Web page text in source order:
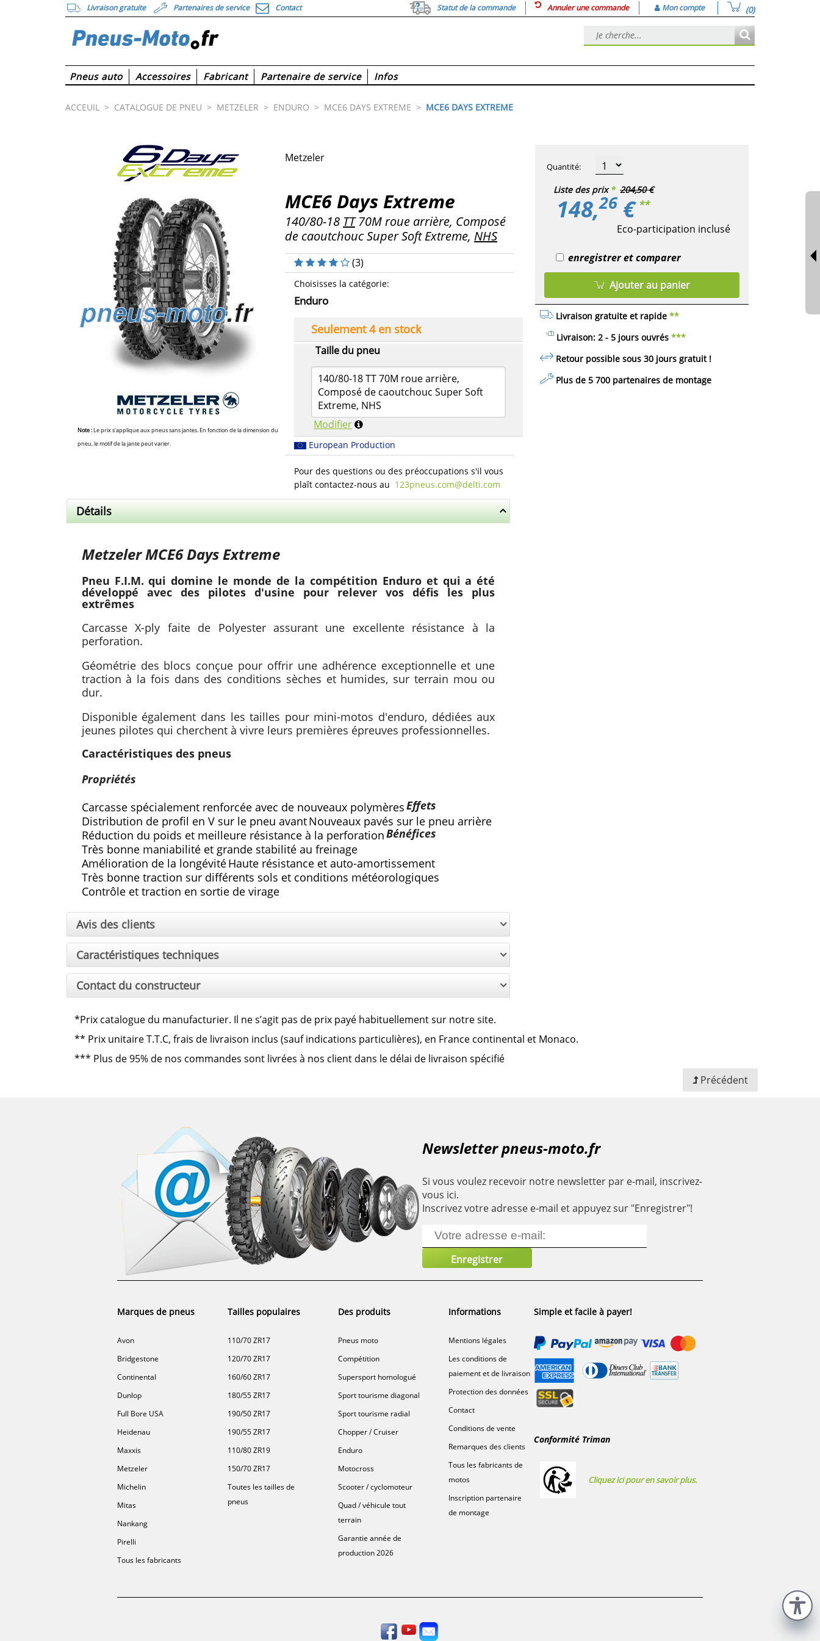
Livraison gratuite Partenaires de service Contact Statut de la commande Annuler une commande Mon compte (0)
Pneus auto Accessoires Fabricant Partenaire de service Infos
ACCEUIL > CATALOGUE DE PNEU > METZELER > ENDURO > MCE6 DAYS EXTREME > MCE6 DAYS EXTREME
Note :Le prix s'applique aux pneus sans jantes. En fonction de la dimension du
pneu, le motif de la jante peut varier.
Metzeler
MCE6 Days Extreme
140/80-18 TT70M roue arrière, Composé
de caoutchouc Super Soft Extreme, NHS
Choisisses la catégorie:
Enduro
Taille du pneu
140/80-18 TT 70M roue arrière,
Composé de caoutchouc Super Soft
Extreme, NHS
Modifier
Seulement 4 en stock
(3)
European Production
Pour des questions ou des préoccupations s'il vous
plaît contactez-nous au 123pneus.com​@delti.com
Liste des prix * 204,50 €
148,26 € **
Eco-participation inclusé
Livraison gratuite et rapide **
Livraison: 2 - 5 jours ouvrés ***
Retour possible sous 30 jours gratuit!
Plus de 5 700 partenaires de montage
Quantité:
enregistrer et comparer
Ajouter au panier
Détails
Metzeler MCE6 Days Extreme
Pneu F.I.M. qui domine le monde de la compétition Enduro et qui a été
développé avec des pilotes d'usine pour relever vos défis les plus
extrêmes
Carcasse X-ply faite de Polyester assurant une excellente résistance à la
perforation.
Géométrie des blocs conçue pour offrir une adhérence exceptionnelle et une
traction à la fois dans des conditions sèches et humides, sur terrain mou ou
dur.
Disponible également dans les tailles pour mini-motos d'enduro, dédiées aux
jeunes pilotes qui cherchent à vivre leurs premières épreuves professionnelles.
Caractéristiques des pneus
Propriétés
Carcasse spécialement renforcée avec de nouveaux polymères
Distribution de profil en V sur le pneu avantNouveaux pavés sur le pneu arrière
Effets
Réduction du poids et meilleure résistance à la perforation
Très bonne maniabilité et grande stabilité au freinage
Amélioration de la longévité
Bénéfices
Haute résistance et auto-amortissement
Très bonne traction sur différents sols et conditions météorologiques
Contrôle et traction en sortie de virage
Avis des clients
Caractéristiques techniques
Contact du constructeur
*Prix catalogue du manufacturier. Il ne s’agit pas de prix payé habituellement sur notre site.
** Prix unitaire T.T.C, frais de livraison inclus (sauf indications particulières), en France continental et Monaco.
*** Plus de 95% de nos commandes sont livrées à nos client dans le délai de livraison spécifié
Précédent
Newsletter pneus-moto.fr
Si vous voulez recevoir notre newsletter par e-mail, inscrivez-
vous ici.
Inscrivez votre adresse e-mail et appuyez sur "Enregistrer"!
Marques de pneus
Avon
Bridgestone
Continental
Dunlop
Full Bore USA
Heidenau
Maxxis
Metzeler
Michelin
Mitas
Nankang
Pirelli
Tous les fabricants
Tailles populaires
110/70 ZR17
120/70 ZR17
160/60 ZR17
180/55 ZR17
190/50 ZR17
190/55 ZR17
110/80 ZR19
150/70 ZR17
Toutes les tailles de
pneus
Des produits
Pneus moto
Compétition
Supersport homologué
Sport tourisme diagonal
Sport tourisme radial
Chopper / Cruiser
Enduro
Motocross
Scooter / cyclomoteur
Quad / véhicule tout
terrain
Garantie année de
production 2026
Informations
Mentions légales
Les conditions de
paiement et de livraison
Protection des données
Contact
Conditions de vente
Remarques des clients
Tous les fabricants de
motos
Inscription partenaire
de montage
Simple et facile à payer!
Conformité Triman
Cliquez ici pour en savoir plus.